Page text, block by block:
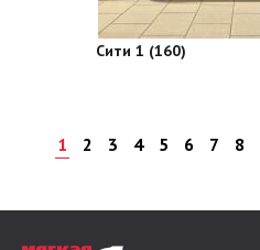
Сити 1 (160)
1 2 3 4 5 6 7 8